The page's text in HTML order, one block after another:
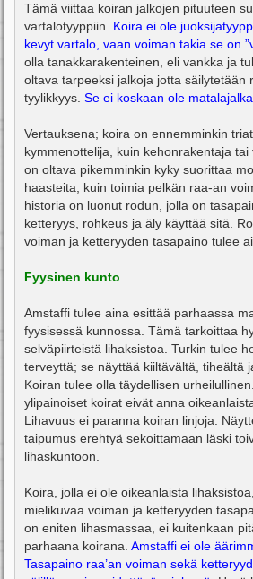
Tämä viittaa koiran jalkojen pituuteen
vartalotyyppiin. Koira ei ole
kevyt vartalo, vaan voiman takia se on
olla tanakkarakenteinen, eli vankka ja
oltava tarpeeksi jalkoja jotta säilytetään
tyylikkyys. Se ei koskaan ole
Vertauksena; koira on ennemminkin
kymmenottelija, kuin kehonrakentaja
on oltava pikemminkin kyky suorittaa
haasteita, kuin toimia pelkän raa-an
historia on luonut rodun, jolla on
ketteryys, rohkeus ja äly käyttää sitä.
voiman ja ketteryyden tasapaino tulee
Fyysinen kunto
Amstaffi tulee aina esittää parhaassa
fyysisessä kunnossa. Tämä tarkoittaa
selväpiirteistä lihaksistoa. Turkin tulee
terveyttä; se näyttää kiiltävältä, tiheältä
Koiran tulee olla täydellisen
ylipainoiset koirat eivät anna
Lihavuus ei paranna koiran linjoja.
taipumus erehtyä sekoittamaan läski
lihaskuntoon.
Koira, jolla ei ole oikeanlaista
mielikuvaa voiman ja ketteryyden
on eniten lihasmassaa, ei kuitenkaan
parhaana koirana. Amstaffi ei ole
Tasapaino raa’an voiman sekä